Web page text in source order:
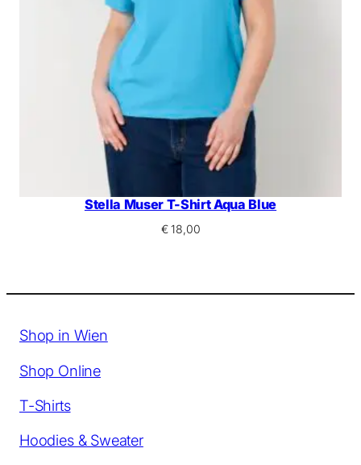
Stella Muser T-Shirt Aqua Blue
€18,00
Shop in Wien
Shop Online
T-Shirts
Hoodies & Sweater